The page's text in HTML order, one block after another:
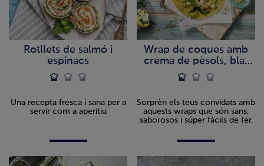
Rotllets de salmó i
espinacs
Una recepta fresca i sana per a
servir com a aperitiu
Wrap de coques amb
crema de pèsols, blat
de moro i bacallà
Sorprèn els teus convidats amb
aquests wraps que són sans,
saborosos i súper fàcils de fer.